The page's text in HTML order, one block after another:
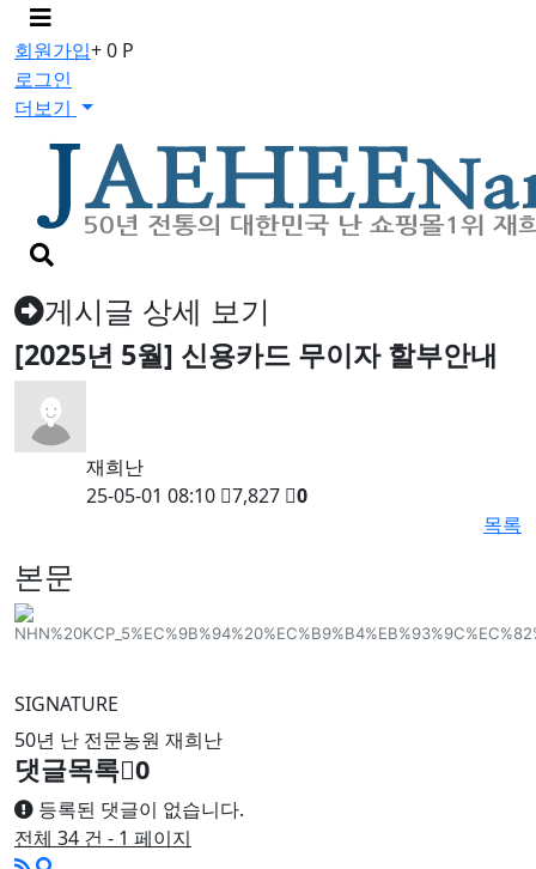
메
뉴
버
튼
회원가입+ 0 P
로그인
더보기
검
색
버
튼게시글 상세 보기
[2025년 5월] 신용카드 무이자 할부안내
재희난
25-05-01 08:10
7,827
0
목록
본문
SIGNATURE
50년 난 전문농원 재희난
댓글목록 0
등록된 댓글이 없습니다.
전체 34 건 - 1 페이지